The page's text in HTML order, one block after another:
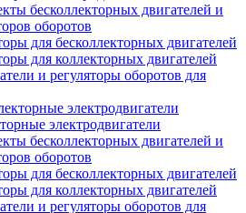
бесколлекторных двигателей и
оборотов
для бесколлекторных двигателей
для коллекторных двигателей
и регуляторы оборотов для
электродвигатели
электродвигатели
бесколлекторных двигателей и
оборотов
для бесколлекторных двигателей
для коллекторных двигателей
и регуляторы оборотов для